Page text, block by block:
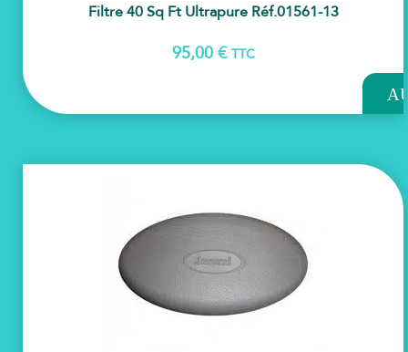
Filtre 40 Sq Ft Ultrapure Réf.01561-13
95,00 € TTC